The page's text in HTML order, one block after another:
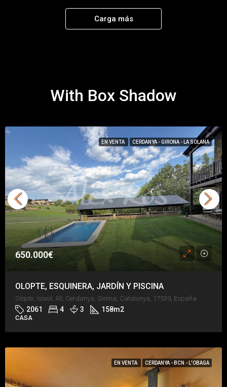
Carga más
With Box Shadow
EN VENTA CERDANYA - GIRONA - LA SOLANA
650.000€
OLOPTE, ESQUINERA, JARDÍN Y PISCINA
Olopte, Isòvol, All, Cerdanya, Girona, Catalunya, 17539, España
2061 4 3 158m2
CASA
EN VENTA CERDANYA - BCN - L'OBAGA